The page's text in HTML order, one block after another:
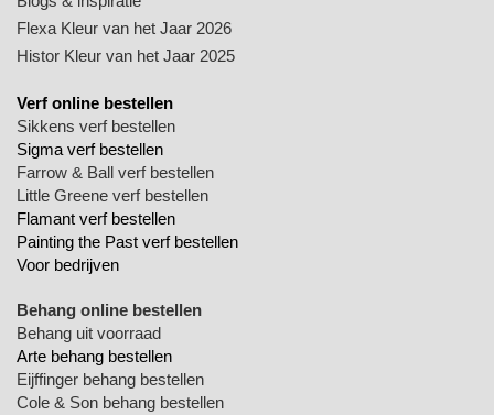
Flexa Kleur van het Jaar 2026
Histor Kleur van het Jaar 2025
Verf online bestellen
Sikkens verf bestellen
Sigma verf bestellen
Farrow & Ball verf bestellen
Little Greene verf bestellen
Flamant verf bestellen
Painting the Past verf bestellen
Voor bedrijven
Behang online bestellen
Behang uit voorraad
Arte behang bestellen
Eijffinger behang bestellen
Cole & Son behang bestellen